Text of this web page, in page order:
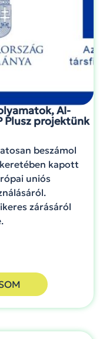
AI-
Plusz projektünk
beszámol
keretében kapott
uniós
zárásáról